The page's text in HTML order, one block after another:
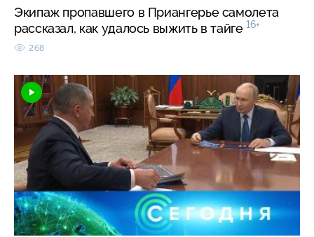
Экипаж пропавшего в Приангерье самолета
рассказал, как удалось выжить в тайге 16+
268